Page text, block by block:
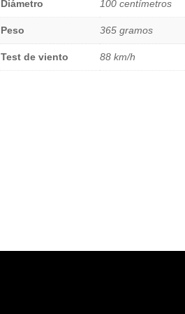
Diámetro 100 centímetros
Peso 365 gramos
Test de viento 88 km/h